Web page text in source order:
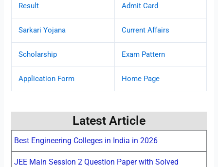
Result Admit Card
Sarkari Yojana Current Affairs
Scholarship Exam Pattern
Application Form Home Page
Latest Article
Best Engineering Colleges in India in 2026
JEE Main Session 2 Question Paper with Solved